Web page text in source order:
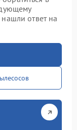
ответ на